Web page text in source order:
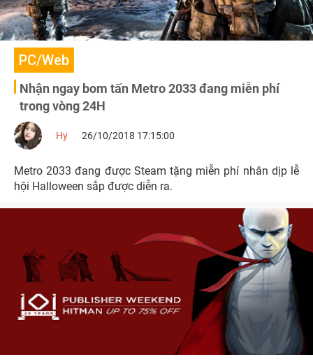
PC/Web
Nhận ngay bom tấn Metro 2033 đang miễn phí
trong vòng 24H
Hy 26/10/2018 17:15:00
Metro 2033 đang được Steam tặng miễn phí nhân dịp lễ
hội Halloween sắp được diễn ra.